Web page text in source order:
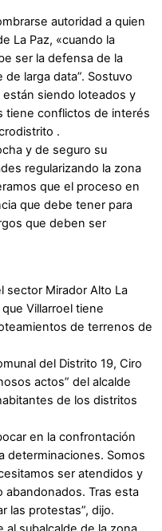
autoridad a quien
La Paz, «cuando la
ser la defensa de la
larga data”. Sostuvo
siendo loteados y
tiene conflictos de interés
.
y de seguro su
regularizando la zona
que el proceso en
que debe tener para
que deben ser
sector Mirador Alto La
Villarroel tiene
de terrenos de
del Distrito 19, Ciro
actos” del alcalde
de los distritos
en la confrontación
determinaciones. Somos
ser atendidos y
Tras esta
las protestas”, dijo.